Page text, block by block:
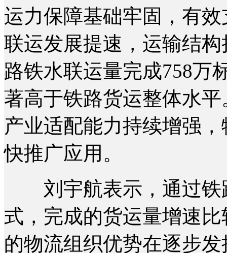
运力保障基础牢固，有
联运发展提速，运输结
路铁水联运量完成758万
著高于铁路货运整体水
产业适配能力持续增强
快推广应用。
刘宇航表示，通过铁
式，完成的货运量增速
的物流组织优势在逐步